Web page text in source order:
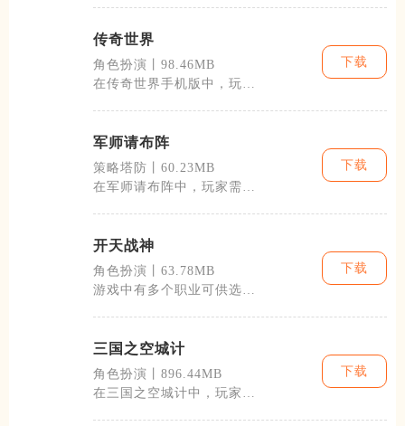
传奇世界
角色扮演丨98.46MB
在传奇世界手机版中，玩家
下载
军师请布阵
策略塔防丨60.23MB
在军师请布阵中，玩家需要
下载
开天战神
角色扮演丨63.78MB
游戏中有多个职业可供选
下载
三国之空城计
角色扮演丨896.44MB
在三国之空城计中，玩家初
下载